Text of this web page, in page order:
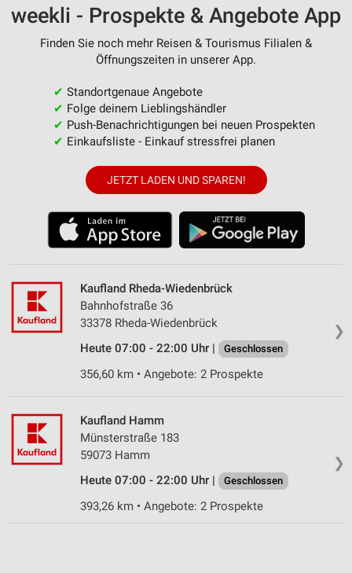
weekli - Prospekte & Angebote App
Finden Sie noch mehr Reisen & Tourismus Filialen &
Öffnungszeiten in unserer App.
✔ Standortgenaue Angebote
✔ Folge deinem Lieblingshändler
✔ Push-Benachrichtigungen bei neuen Prospekten
✔ Einkaufsliste - Einkauf stressfrei planen
JETZT LADEN UND SPAREN!
❯
Kaufland Rheda-Wiedenbrück
Bahnhofstraße 36
33378 Rheda-Wiedenbrück
Heute 07:00 - 22:00 Uhr |
Geschlossen
356,60 km • Angebote: 2 Prospekte
❯
Kaufland Hamm
Münsterstraße 183
59073 Hamm
Heute 07:00 - 22:00 Uhr |
Geschlossen
393,26 km • Angebote: 2 Prospekte